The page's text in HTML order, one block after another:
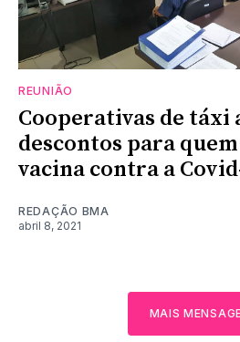
REUNIÃO
Cooperativas de táxi
descontos para
vacina contra a
REDAÇÃO BMA
abril 8, 2021
MAIS